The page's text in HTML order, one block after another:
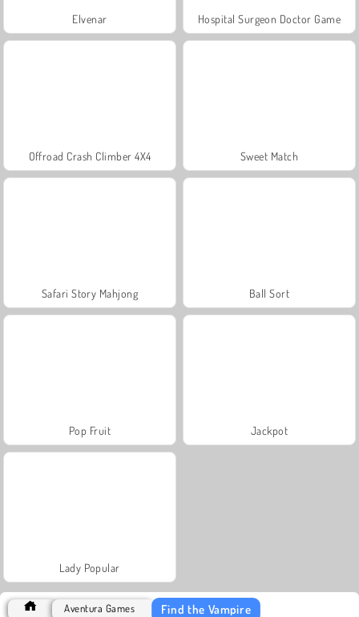
Elvenar Hospital Surgeon Doctor Game
Offroad Crash Climber 4X4 Sweet Match
Safari Story Mahjong Ball Sort
Pop Fruit Jackpot
Lady Popular
Aventura Games Find the Vampire